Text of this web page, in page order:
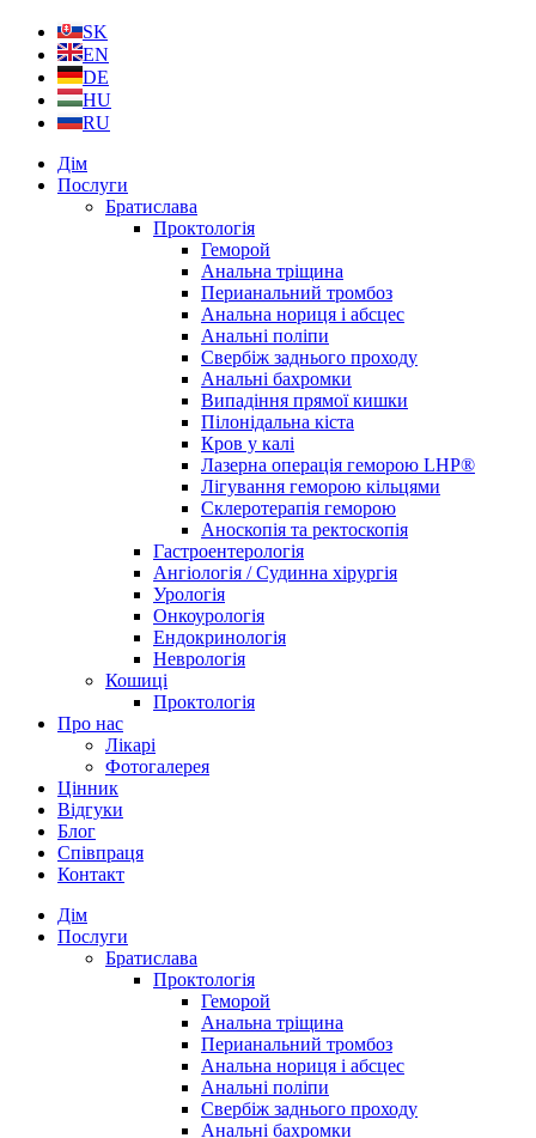
SK
EN
DE
HU
RU
Дім
Послуги
Братислава
Проктологія
Геморой
Анальна тріщина
Перианальний тромбоз
Анальна нориця і абсцес
Анальні поліпи
Свербіж заднього проходу
Анальні бахромки
Випадіння прямої кишки
Пілонідальна кіста
Кров у калі
Лазерна операція геморою LHP®
Лігування геморою кільцями
Склеротерапія геморою
Аноскопія та ректоскопія
Гастроентерологія
Ангіологія / Судинна хірургія
Урологія
Онкоурологія
Ендокринологія
Неврологія
Кошиці
Проктологія
Про нас
Лікарі
Фотогалерея
Цінник
Відгуки
Блог
Співпраця
Контакт
Дім
Послуги
Братислава
Проктологія
Геморой
Анальна тріщина
Перианальний тромбоз
Анальна нориця і абсцес
Анальні поліпи
Свербіж заднього проходу
Анальні бахромки